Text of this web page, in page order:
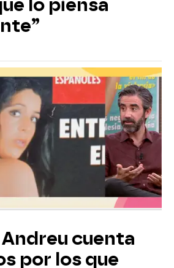
lo piensa
cuenta
por los que